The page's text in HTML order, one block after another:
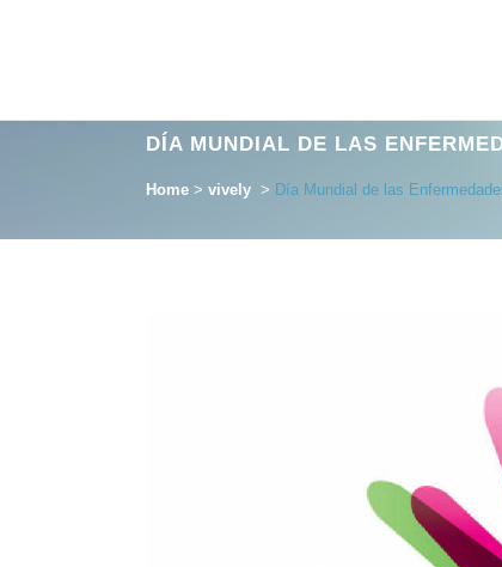
DÍA MUNDIAL DE LAS
Home > vively > Día Mundial de las